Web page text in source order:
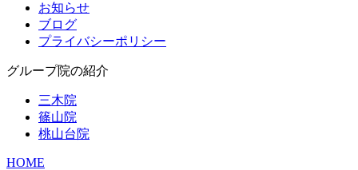
お知らせ
ブログ
プライバシーポリシー
グループ院の紹介
三木院
篠山院
桃山台院
HOME